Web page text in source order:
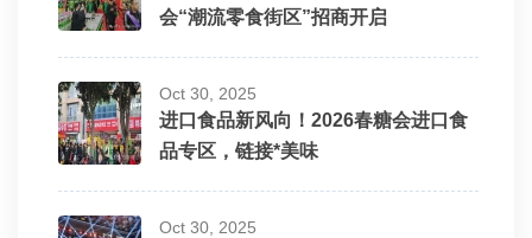
会“潮流零食街区”招商开启
Oct 30, 2025
进口食品新风向！2026春糖会进口食
品专区，链接*美味
Oct 30, 2025